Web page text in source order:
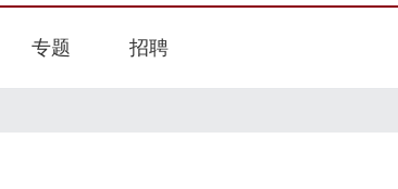
专题 招聘